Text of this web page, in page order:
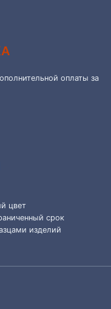
оплаты за
цвет
срок
изделий